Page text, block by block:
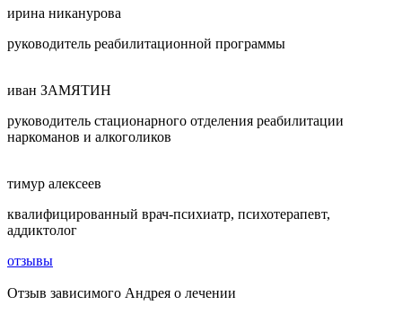
ирина никанурова
руководитель реабилитационной программы
иван ЗАМЯТИН
руководитель стационарного отделения реабилитации
наркоманов и алкоголиков
тимур алексеев
квалифицированный врач-психиатр, психотерапевт,
аддиктолог
отзывы
Отзыв зависимого Андрея о лечении